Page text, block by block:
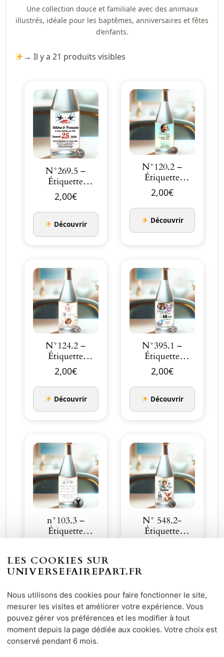
Une collection douce et familiale avec des animaux
illustrés, idéale pour les baptêmes, anniversaires et fêtes
d’enfants.
→ Il y a 21 produits visibles
N°269.5 –
Étiquette
bouteille
Rockabilly
colombes Ma…
2,00€
Découvrir
N°120.2 –
Étiquette
bouteille
Original
Mignon pe…
2,00€
Découvrir
N°124.2 –
Étiquette
bouteille Petit
l’élép…
2,00€
Découvrir
N°395.1 –
Étiquette
bouteille
Anniversaire
éléph…
2,00€
Découvrir
n°103.3 –
Étiquette
bouteille de
romanti…
Découvrir
N° 548.2-
Étiquette
bouteille La
LES COOKIES SUR
UNIVERSEFAIREPART.FR
Nous utilisons des cookies pour faire fonctionner le site,
mesurer les visites et améliorer votre expérience. Vous
pouvez gérer vos préférences et les modifier à tout
moment depuis la page dédiée aux cookies. Votre choix est
conservé pendant 6 mois.